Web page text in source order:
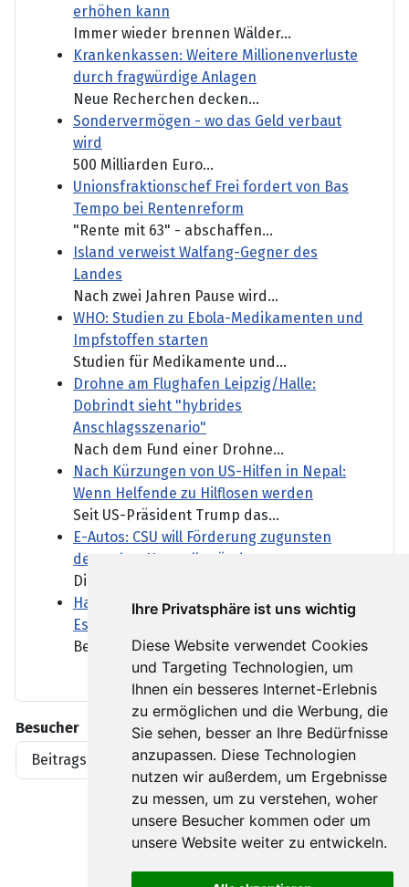
Ihre Privatsphäre ist uns wichtig
Diese Website verwendet Cookies
und Targeting Technologien, um
Ihnen ein besseres Internet-Erlebnis
zu ermöglichen und die Werbung, die
Sie sehen, besser an Ihre Bedürfnisse
anzupassen. Diese Technologien
nutzen wir außerdem, um Ergebnisse
zu messen, um zu verstehen, woher
unsere Besucher kommen oder um
unsere Website weiter zu entwickeln.
erhöhen kann
Immer wieder brennen Wälder...
Krankenkassen: Weitere Millionenverluste
durch fragwürdige Anlagen
Neue Recherchen decken...
Sondervermögen - wo das Geld verbaut
wird
500 Milliarden Euro...
Unionsfraktionschef Frei fordert von Bas
Tempo bei Rentenreform
"Rente mit 63" - abschaffen...
Island verweist Walfang-Gegner des
Landes
Nach zwei Jahren Pause wird...
WHO: Studien zu Ebola-Medikamenten und
Impfstoffen starten
Studien für Medikamente und...
Drohne am Flughafen Leipzig/Halle:
Dobrindt sieht "hybrides
Anschlagsszenario"
Nach dem Fund einer Drohne...
Nach Kürzungen von US-Hilfen in Nepal:
Wenn Helfende zu Hilflosen werden
Seit US-Präsident Trump das...
E-Autos: CSU will Förderung zugunsten
deutscher Hersteller ändern
Die aktuelle...
Haben die USA zu wenig Raketen für eine
Eskalation mit Iran?
Berichte mehrerer Medien...
Besucher
Beitragsaufrufe
1919396